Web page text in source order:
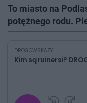
To miasto na
potężnego rodu.
DROGOWSKAZY
Kim są ruinersi?